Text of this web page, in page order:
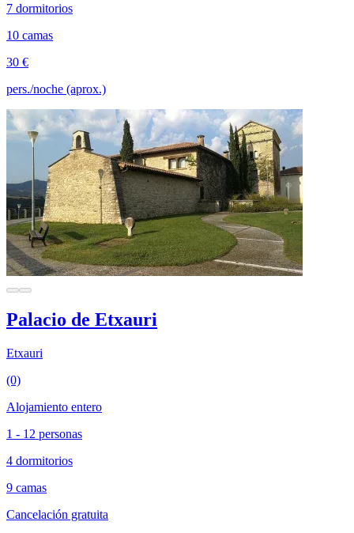
7 dormitorios
10 camas
30 €
pers./noche (aprox.)
Palacio de Etxauri
Etxauri
(0)
Alojamiento entero
1 - 12 personas
4 dormitorios
9 camas
Cancelación gratuita